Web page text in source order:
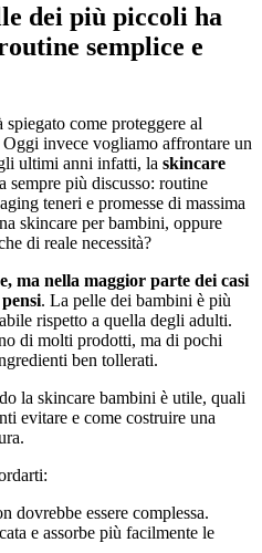
dei più piccoli ha
semplice e
spiegato come proteggere al
invece vogliamo affrontare un
ultimi anni infatti, la skincare
sempre più discusso: routine
teneri e promesse di massima
skincare per bambini, oppure
di reale necessità?
ma nella maggior parte dei casi
. La pelle dei bambini è più
rispetto a quella degli adulti.
di molti prodotti, ma di pochi
ben tollerati.
la skincare bambini è utile, quali
evitare e come costruire una
dovrebbe essere complessa.
e assorbe più facilmente le